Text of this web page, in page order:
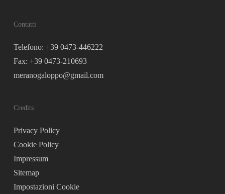
Contatti
Telefono: +39 0473-446222
Fax: +39 0473-210693
meranogaloppo@gmail.com
Credits
Privacy Policy
Cookie Policy
Impressum
Sitemap
Impostazioni Cookie